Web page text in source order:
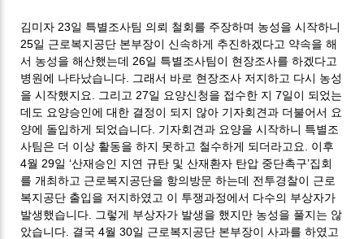
김미자 23일 특별조사팀 의뢰 철회를 주장하며 농성을 시작하니
25일 근로복지공단 본부장이 신속하게 추진하겠다고 약속을 해
서 농성을 해산했는데 26일 특별조사팀이 현장조사를 하겠다고
병원에 나타났습니다. 그래서 바로 현장조사 저지하고 다시 농성
을 시작했지요. 그리고 27일 요양신청을 접수한 지 7일이 되었는
데도 요양승인에 대한 결정이 되지 않아 기자회견과 더불어서 요
양에 돌입하게 되었습니다. 기자회견과 요양을 시작하니 특별조
사팀은 더 이상 활동을 하지 못하고 철수하게 되더라고요. 이후
4월 29일 ‘산재승인 지연 규탄 및 산재환자 탄압 중단촉구’집회
를 개최하고 근로복지공단을 항의방문 하는데 전투경찰이 근로
복지공단 출입을 저지하였고 이 투쟁과정에서 다수의 부상자가
발생했습니다. 그렇게 부상자가 발생을 했지만 농성을 풀지는 않
았습니다. 결국 4월 30일 근로복지공단 본부장이 사과를 하였고